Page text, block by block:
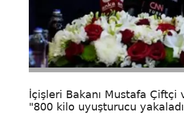
İçişleri Bakanı Mustafa Çiftçi
"800 kilo uyuşturucu